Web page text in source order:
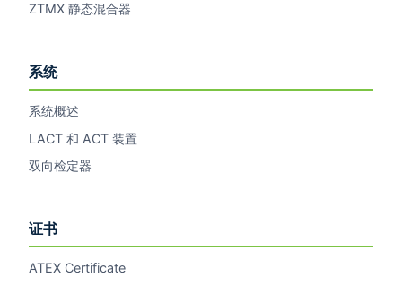
ZTMX 静态混合器
系统
系统概述
LACT 和 ACT 装置
双向检定器
证书
ATEX Certificate